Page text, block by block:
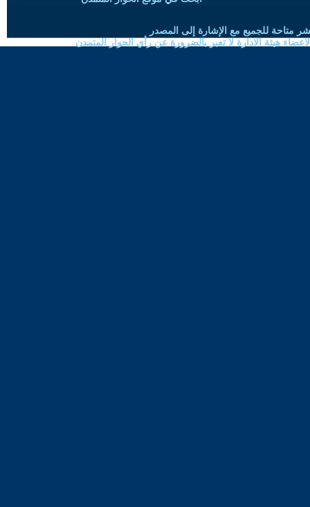
متاحة للجميع مع الإشارة إلى المصدر
هيئة الادارة لا تعبر بالضرورة عن رأي الحوار المتمدن